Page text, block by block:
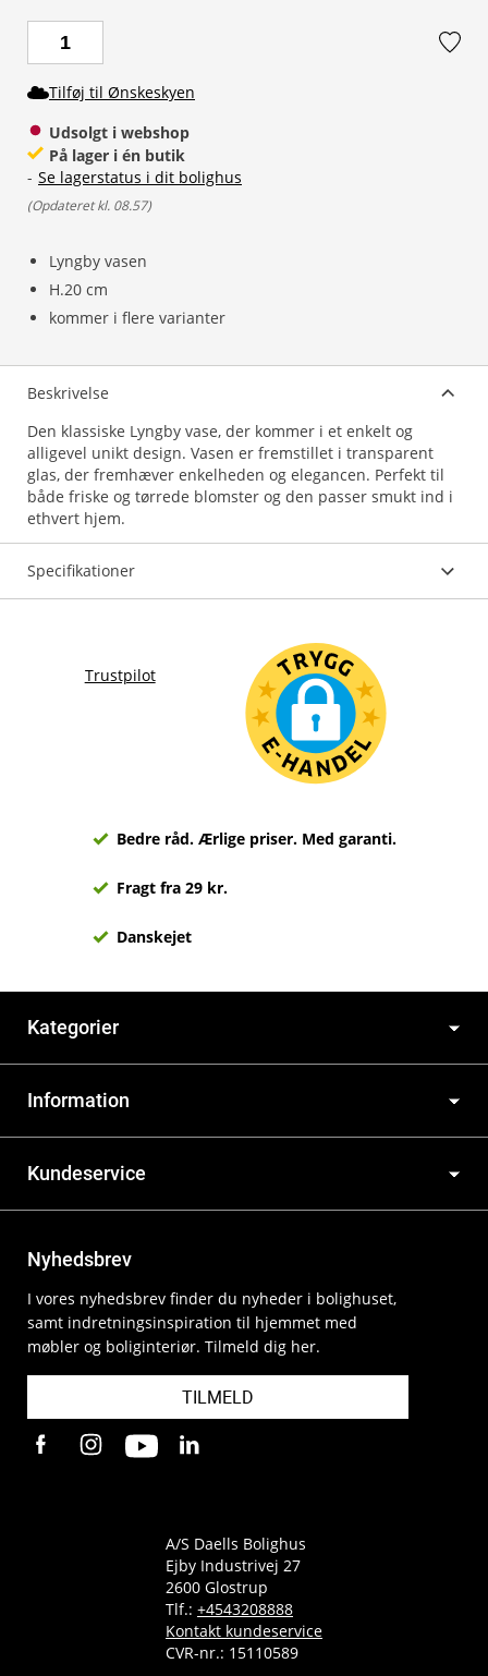
Lyngby vasen
H.20 cm
kommer i flere varianter
Tilføj til Ønskeskyen
Udsolgt i webshop
På lager i én butik
- Se lagerstatus i dit bolighus
(Opdateret kl. 08.57)
Beskrivelse
Den klassiske Lyngby vase, der kommer i et enkelt og
alligevel unikt design. Vasen er fremstillet i transparent
glas, der fremhæver enkelheden og elegancen. Perfekt til
både friske og tørrede blomster og den passer smukt ind i
Specifikationer
Trustpilot
Bedre råd. Ærlige priser. Med garanti.
Fragt fra 29 kr.
Danskejet
Kategorier
Information
Kundeservice
Nyhedsbrev
I vores nyhedsbrev finder du nyheder i bolighuset,
samt indretningsinspiration til hjemmet med
møbler og boliginteriør. Tilmeld dig her.
TILMELD
A/S Daells Bolighus
Ejby Industrivej 27
2600 Glostrup
Tlf.: +4543208888
Kontakt kundeservice
CVR-nr.: 15110589